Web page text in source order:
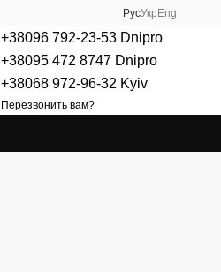
РусУкр Eng
+38096 792-23-53 Dnipro
+38095 472 8747 Dnipro
+38068 972-96-32 Kyiv
Перезвонить вам?